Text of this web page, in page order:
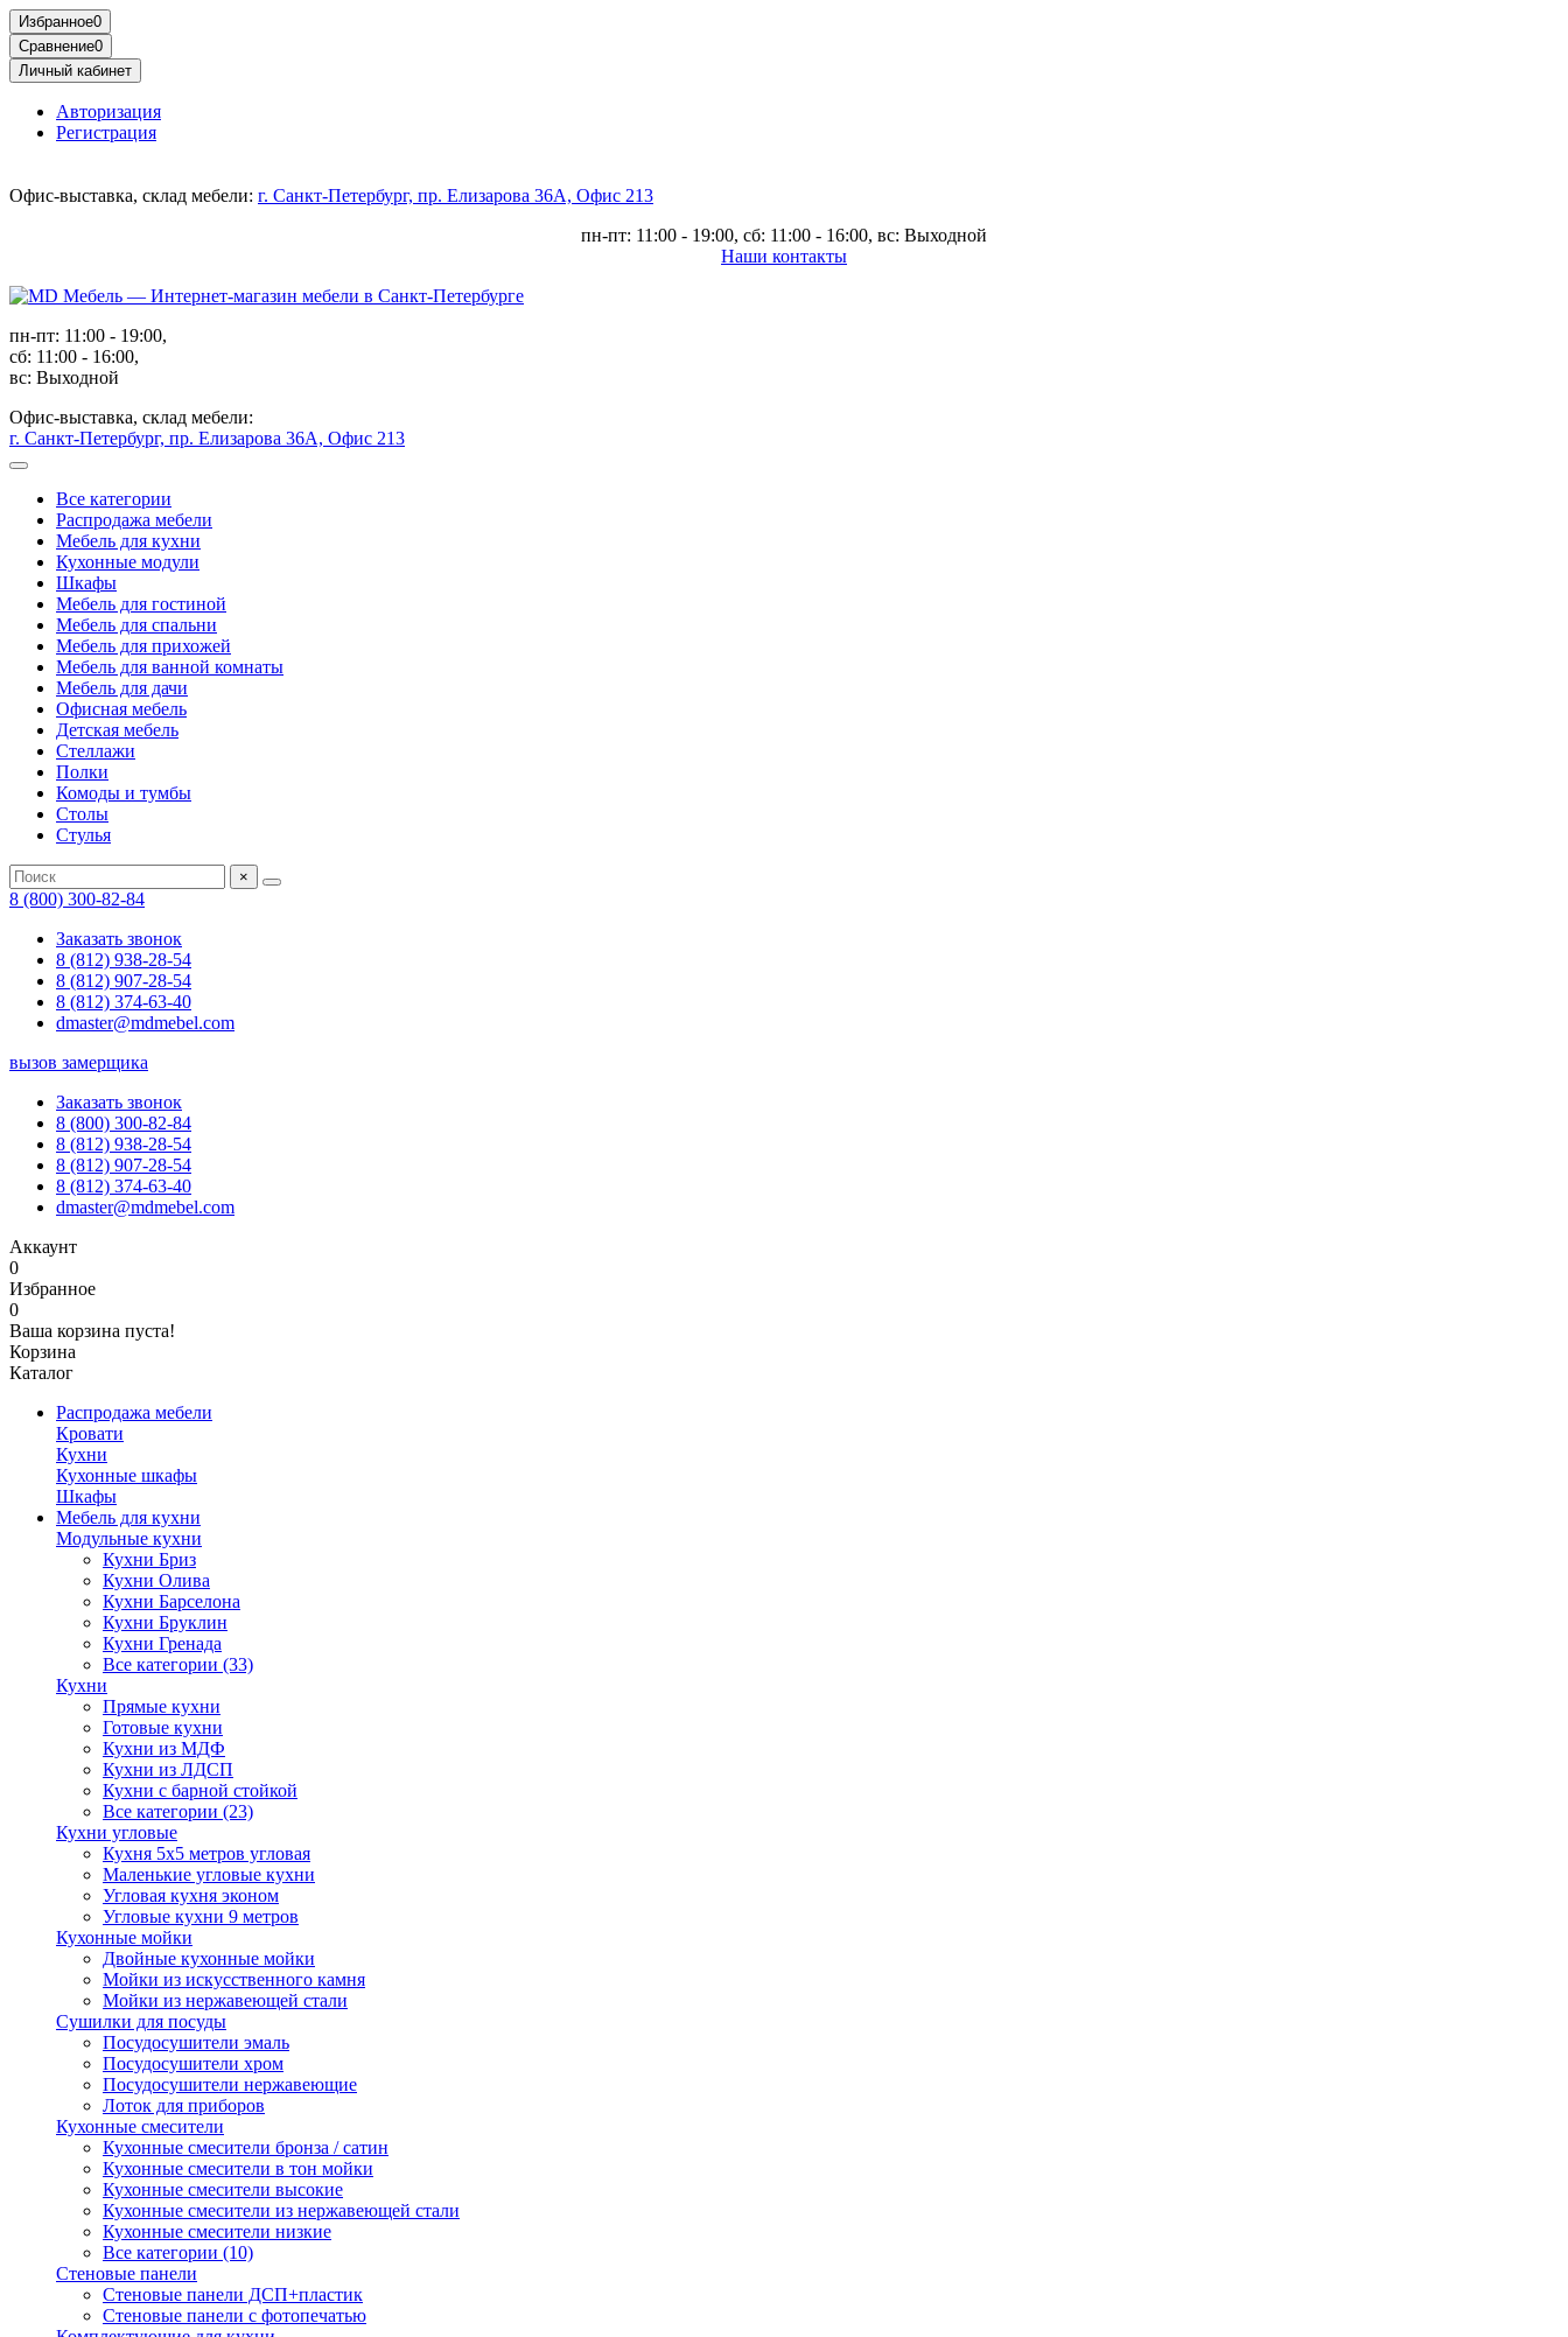
Избранное0
Сравнение0
Личный кабинет
Авторизация
Регистрация
Офис-выставка, склад мебели: г. Санкт-Петербург, пр. Елизарова 36А, Офис 213
пн-пт: 11:00 - 19:00, сб: 11:00 - 16:00, вс: Выходной
Наши контакты
пн-пт: 11:00 - 19:00,
сб: 11:00 - 16:00,
вс: Выходной
Офис-выставка, склад мебели:
г. Санкт-Петербург, пр. Елизарова 36А, Офис 213
Все категории
Распродажа мебели
Мебель для кухни
Кухонные модули
Шкафы
Мебель для гостиной
Мебель для спальни
Мебель для прихожей
Мебель для ванной комнаты
Мебель для дачи
Офисная мебель
Детская мебель
Стеллажи
Полки
Комоды и тумбы
Столы
Стулья
×
8 (800) 300-82-84
Заказать звонок
8 (812) 938-28-54
8 (812) 907-28-54
8 (812) 374-63-40
dmaster@mdmebel.com
вызов замерщика
Заказать звонок
8 (800) 300-82-84
8 (812) 938-28-54
8 (812) 907-28-54
8 (812) 374-63-40
dmaster@mdmebel.com
Аккаунт
0
Избранное
0
Ваша корзина пуста!
Корзина
Каталог
Распродажа мебели
Кровати
Кухни
Кухонные шкафы
Шкафы
Мебель для кухни
Модульные кухни
Кухни Бриз
Кухни Олива
Кухни Барселона
Кухни Бруклин
Кухни Гренада
Все категории (33)
Кухни
Прямые кухни
Готовые кухни
Кухни из МДФ
Кухни из ЛДСП
Кухни с барной стойкой
Все категории (23)
Кухни угловые
Кухня 5х5 метров угловая
Маленькие угловые кухни
Угловая кухня эконом
Угловые кухни 9 метров
Кухонные мойки
Двойные кухонные мойки
Мойки из искусственного камня
Мойки из нержавеющей стали
Сушилки для посуды
Посудосушители эмаль
Посудосушители хром
Посудосушители нержавеющие
Лоток для приборов
Кухонные смесители
Кухонные смесители бронза / сатин
Кухонные смесители в тон мойки
Кухонные смесители высокие
Кухонные смесители из нержавеющей стали
Кухонные смесители низкие
Все категории (10)
Стеновые панели
Стеновые панели ДСП+пластик
Стеновые панели с фотопечатью